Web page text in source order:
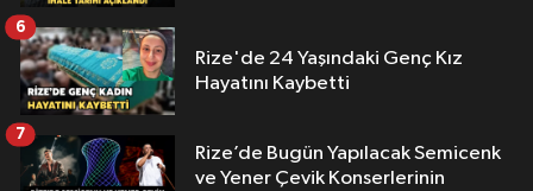
Rize'de 24 Yaşındaki Genç Kız
Hayatını Kaybetti
6
Rize’de Bugün Yapılacak Semicenk
ve Yener Çevik Konserlerinin
7